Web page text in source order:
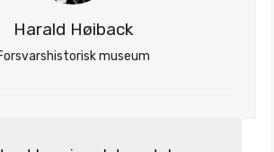
Harald Høiback
museum